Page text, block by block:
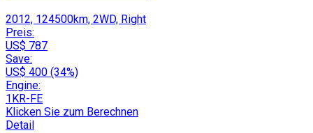
2012, 124500km, 2WD, Right
Preis:
US$ 787
Save:
US$ 400 (34%)
Engine:
1KR-FE
Klicken Sie zum Berechnen
Detail